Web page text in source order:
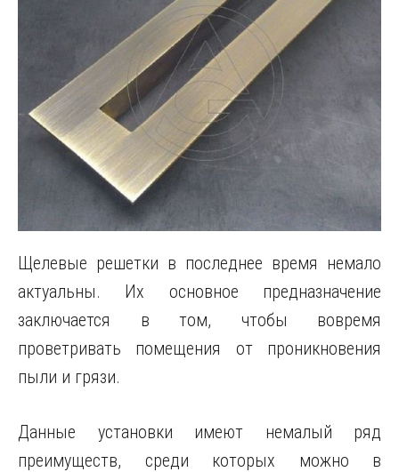
Щелевые решетки в последнее время немало
актуальны. Их основное предназначение
заключается в том, чтобы вовремя
проветривать помещения от проникновения
пыли и грязи.
Данные установки имеют немалый ряд
преимуществ, среди которых можно в